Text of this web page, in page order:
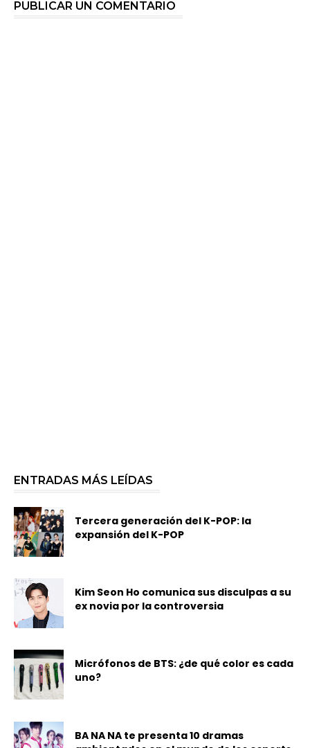
PUBLICAR UN COMENTARIO
ENTRADAS MÁS LEÍDAS
Tercera generación del K-POP: la
expansión del K-POP
Kim Seon Ho comunica sus disculpas a su
ex novia por la controversia
Micrófonos de BTS: ¿de qué color es cada
uno?
BA NA NA te presenta 10 dramas